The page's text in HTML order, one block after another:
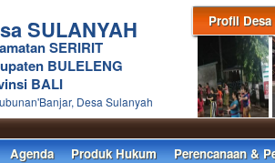
Profil Desa
SULANYAH
SERIRIT
BULELENG
BALI
Desa Sulanyah
Agenda Produk Hukum Perencanaan &